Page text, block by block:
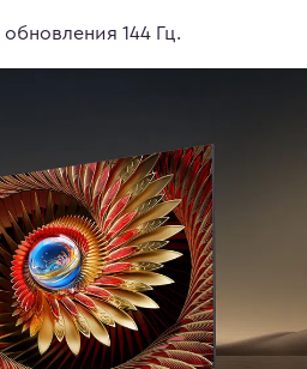
144 Гц.